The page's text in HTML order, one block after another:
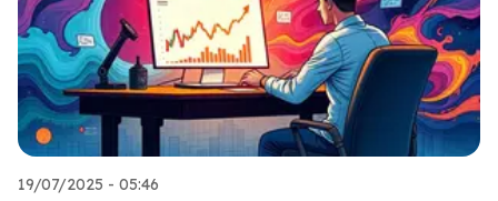
19/07/2025 - 05:46